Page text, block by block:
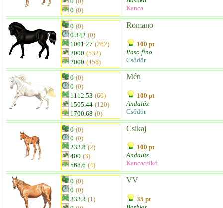
0 (0)
Kanca
0 (0)
0.342 (0)
1001.27 (262)
2000 (532)
2000 (456)
Romano
100 pt
Paso fino
Csődör
0 (0)
0 (0)
1112.53 (60)
1505.44 (120)
1700.68 (0)
Mén
100 pt
Andalúz
Csődör
0 (0)
0 (0)
233.8 (2)
400 (3)
568.6 (4)
Csikaj
100 pt
Andalúz
Kancacsikó
0 (0)
0 (0)
333.3 (1)
VV
35 pt